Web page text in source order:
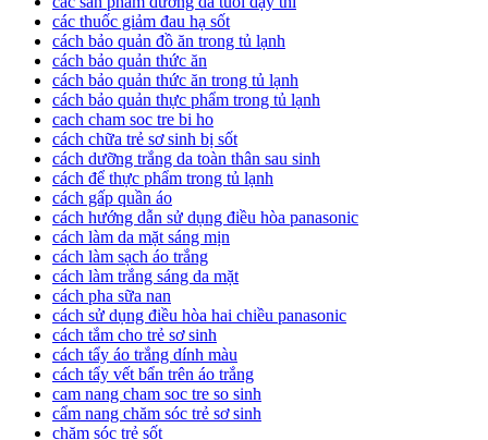
các thuốc giảm đau hạ sốt
cách bảo quản đồ ăn trong tủ lạnh
cách bảo quản thức ăn
cách bảo quản thức ăn trong tủ lạnh
cách bảo quản thực phẩm trong tủ lạnh
cach cham soc tre bi ho
cách chữa trẻ sơ sinh bị sốt
cách dưỡng trắng da toàn thân sau sinh
cách để thực phẩm trong tủ lạnh
cách gấp quần áo
cách hướng dẫn sử dụng điều hòa panasonic
cách làm da mặt sáng mịn
cách làm sạch áo trắng
cách làm trắng sáng da mặt
cách pha sữa nan
cách sử dụng điều hòa hai chiều panasonic
cách tắm cho trẻ sơ sinh
cách tẩy áo trắng dính màu
cách tẩy vết bẩn trên áo trắng
cam nang cham soc tre so sinh
cẩm nang chăm sóc trẻ sơ sinh
chăm sóc trẻ sốt